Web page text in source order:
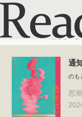
通知
ホーム 通知セン
通
のも
思